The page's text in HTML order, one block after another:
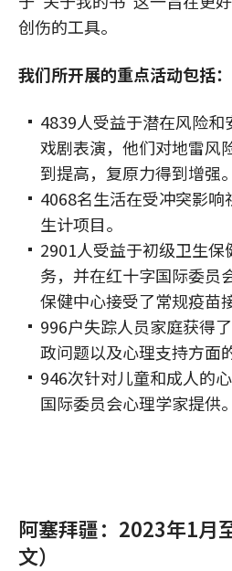
创伤的工具。
我们所开展的重点活动包括：
4839人受益于潜在风险
戏剧表演，他们对地雷风
到提高，复原力得到增强。
4068名生活在受冲突影
生计项目。
2901人受益于初级卫生
务，并在红十字国际委员
保健中心接受了常规疫苗
996户失踪人员家庭获得
政问题以及心理支持方面
946次针对儿童和成人的
国际委员会心理学家提供。
阿塞拜疆：2023年1月
文）